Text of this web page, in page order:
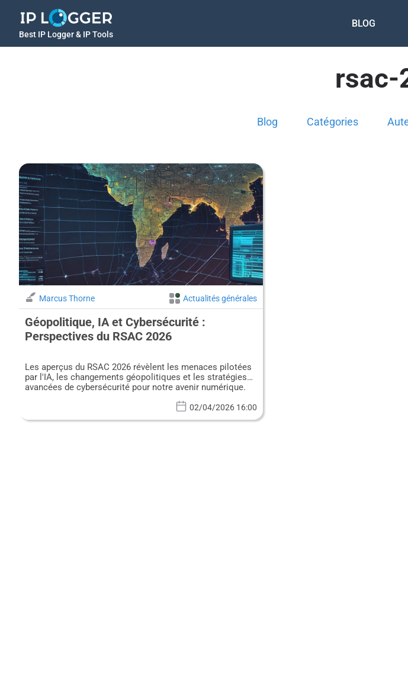
Best IP Logger & IP Tools
BLOG
rsac-
Blog Catégories
Marcus Thorne Actualités générales
Géopolitique, IA et Cybersécurité :
Perspectives du RSAC 2026
Les aperçus du RSAC 2026 révèlent les menaces pilotées
par l'IA, les changements géopolitiques et les stratégies
avancées de cybersécurité pour notre avenir numérique.
02/04/2026 16:00